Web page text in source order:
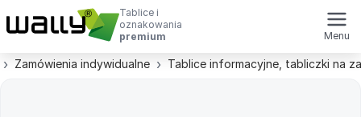
Tablice i
oznakowania
premium
Menu
Zamówienia indywidualne Tablice informacyjne, tabliczki na